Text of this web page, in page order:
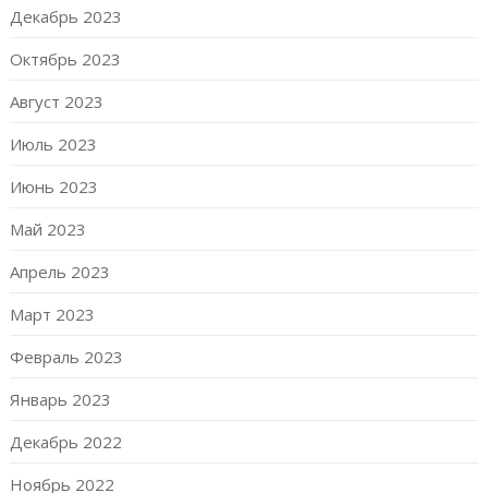
Декабрь 2023
Октябрь 2023
Август 2023
Июль 2023
Июнь 2023
Май 2023
Апрель 2023
Март 2023
Февраль 2023
Январь 2023
Декабрь 2022
Ноябрь 2022